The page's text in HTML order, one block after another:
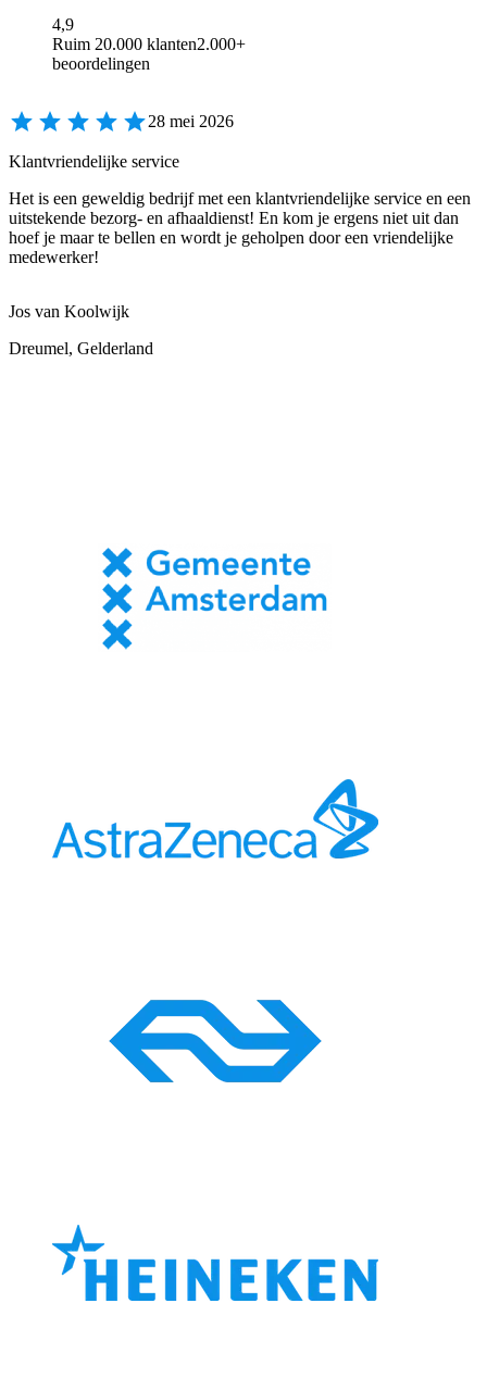
4,9
Ruim 20.000 klanten2.000+
beoordelingen
28 mei 2026
Klantvriendelijke service
Het is een geweldig bedrijf met een klantvriendelijke service en een
uitstekende bezorg- en afhaaldienst! En kom je ergens niet uit dan
hoef je maar te bellen en wordt je geholpen door een vriendelijke
medewerker!
Jos van Koolwijk
Dreumel, Gelderland